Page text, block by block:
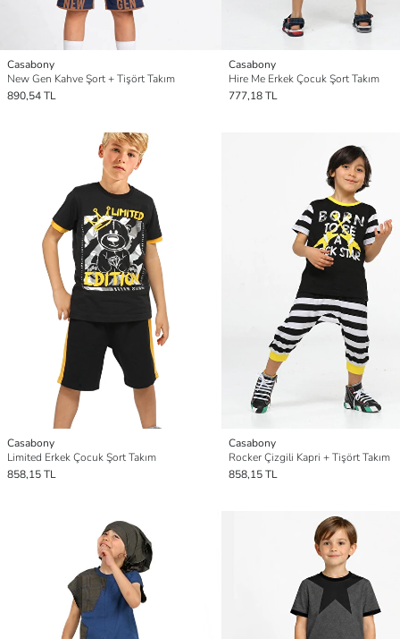
Casabony
New Gen Kahve Şort + Tişört Takım
890,54 TL
Casabony
Hire Me Erkek Çocuk Şort Takım
777,18 TL
Casabony
Limited Erkek Çocuk Şort Takım
858,15 TL
Casabony
Rocker Çizgili Kapri + Tişört Takım
858,15 TL